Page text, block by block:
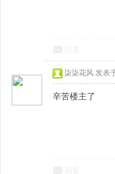
柒柒花风 发表
辛苦楼主了